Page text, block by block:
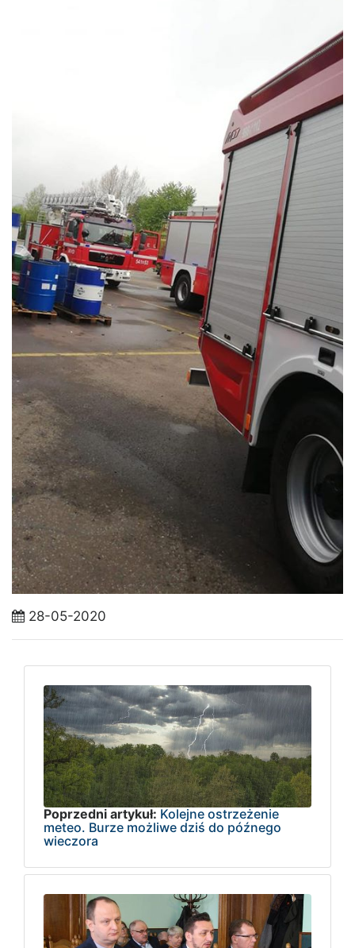
28-05-2020
Poprzedni artykuł: Kolejne ostrzeżenie
meteo. Burze możliwe dziś do późnego
wieczora